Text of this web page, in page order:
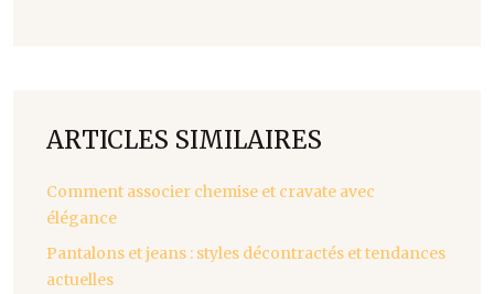
ARTICLES SIMILAIRES
Comment associer chemise et cravate avec
élégance
Pantalons et jeans : styles décontractés et tendances
actuelles